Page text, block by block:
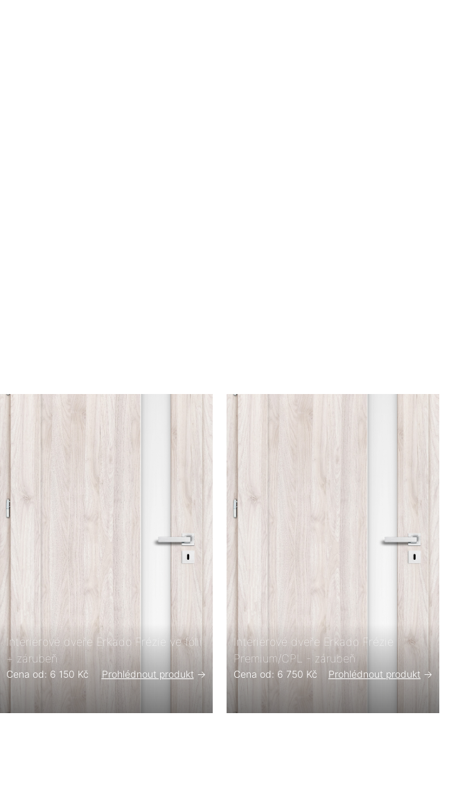
Interiérové dveře Erkado Frézie ve fólii
+ zárubeň
Cena od: 6 150 Kč Prohlédnout produkt ->
Interiérové dveře Erkado Frézie
Premium/CPL - zárubeň
Cena od: 6 750 Kč Prohlédnout produkt ->